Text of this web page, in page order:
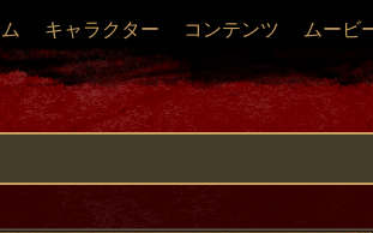
キャラクター コンテンツ ムービ